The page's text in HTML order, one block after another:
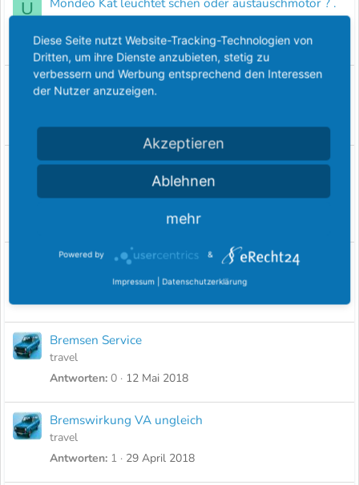
U
ulli455
Antworten 4 31 Januar 2019
Stahlfelge reparieren?
Zahnriemenwechsel bei ein Mondeo 2.0 TDCI
Duratorg 2012 163 PS
onkelguido
14 Oktober 2018
Felgenbaum
Bremsen Service
travel
Antworten 0 12 Mai 2018
Bremswirkung VA ungleich
travel
Antworten 1 29 April 2018
Diese Seite nutzt Website-Tracking-Technologien von
Dritten, um ihre Dienste anzubieten, stetig zu
verbessern und Werbung entsprechend den Interessen
der Nutzer anzuzeigen.
Akzeptieren
Ablehnen
mehr
Powered by &
Impressum | Datenschutzerklärung